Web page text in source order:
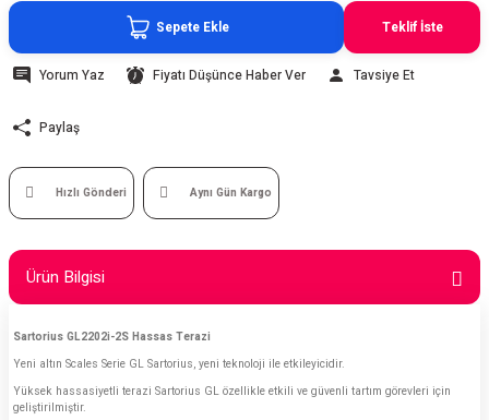
Sepete Ekle Teklif İste
Yorum Yaz Fiyatı Düşünce Haber Ver Tavsiye Et
Paylaş
Hızlı Gönderi Aynı Gün Kargo
Ürün Bilgisi
Sartorius GL2202i-2S Hassas Terazi
Yeni altın Scales Serie GL Sartorius, yeni teknoloji ile etkileyicidir.
Yüksek hassasiyetli terazi Sartorius GL özellikle etkili ve güvenli tartım görevleri için
geliştirilmiştir.